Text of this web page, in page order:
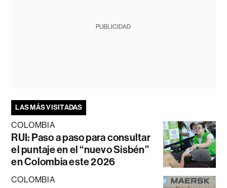
PUBLICIDAD
LAS MÁS VISITADAS
COLOMBIA
RUI: Paso a paso para consultar
el puntaje en el “nuevo Sisbén”
en Colombia este 2026
COLOMBIA